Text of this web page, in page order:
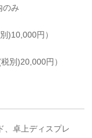
のみ
)10,000円）
別)20,000円）
、卓上ディスプレ